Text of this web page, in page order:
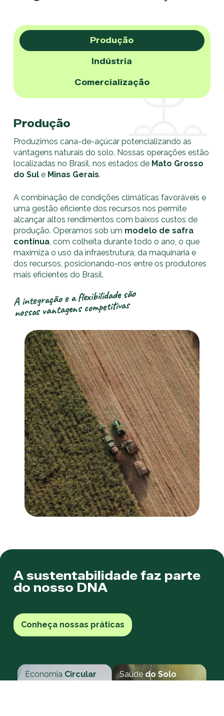
Produção
Indústria
Comercialização
Produção
Produzimos cana-de-açúcar potencializando as
vantagens naturais do solo. Nossas operações estão
localizadas no Brasil, nos estados de Mato Grosso
do Sul e Minas Gerais.
A combinação de condições climáticas favoráveis e
uma gestão eficiente dos recursos nos permite
alcançar altos rendimentos com baixos custos de
produção. Operamos sob um modelo de safra
contínua, com colheita durante todo o ano, o que
maximiza o uso da infraestrutura, da maquinaria e
dos recursos, posicionando-nos entre os produtores
mais eficientes do Brasil.
A integração e a flexibilidade são
nossas vantagens competitivas
A sustentabilidade faz parte
do nosso DNA
Conheça nossas práticas
Economia Circular Saúde do Solo